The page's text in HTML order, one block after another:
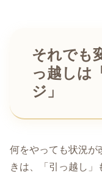
それでも
っ越しは
ジ」
何をやっても状況が
きは、「引っ越し」